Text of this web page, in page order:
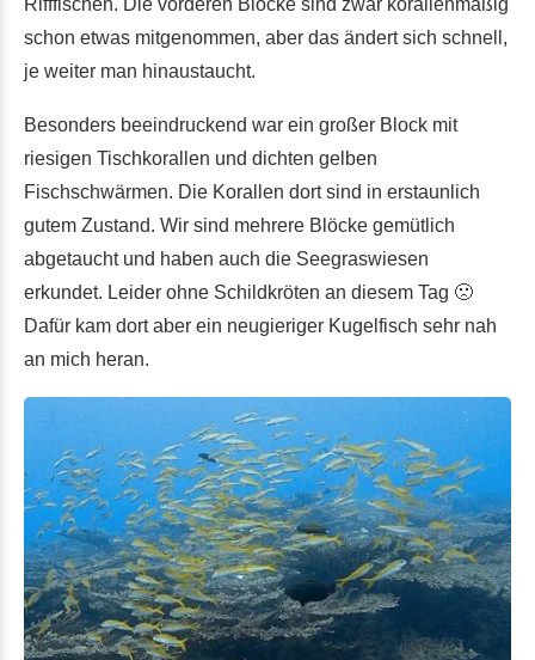
schon etwas mitgenommen, aber das ändert sich schnell,
je weiter man hinaustaucht.
Besonders beeindruckend war ein großer Block mit
riesigen Tischkorallen und dichten gelben
Fischschwärmen. Die Korallen dort sind in erstaunlich
gutem Zustand. Wir sind mehrere Blöcke gemütlich
abgetaucht und haben auch die Seegraswiesen
erkundet. Leider ohne Schildkröten an diesem Tag 🙁
Dafür kam dort aber ein neugieriger Kugelfisch sehr nah
an mich heran.